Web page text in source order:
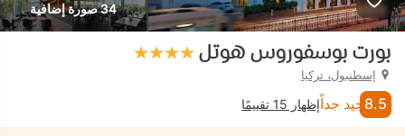
34 صورة إضافية
بورت بوسفوروس هوتل
إسطنبول، تركيا
8.5 جيد جداًإظهار 15 تقييمًا